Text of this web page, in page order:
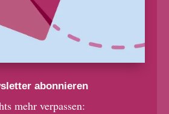
abonnieren
mehr verpassen: